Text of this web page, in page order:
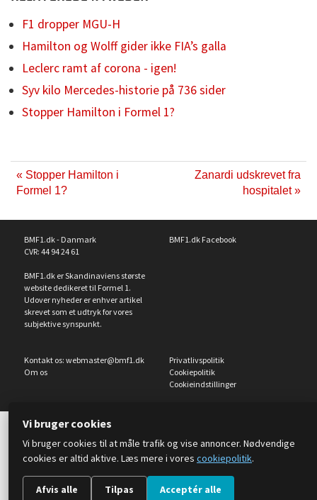
Vi bruger cookies
Vi bruger cookies til at måle trafik og vise annoncer. Nødvendige
cookies er altid aktive. Læs mere i vores cookiepolitik.
Afvis alle Tilpas Acceptér alle
F1 dropper MGU-H
Hamilton og Wolff gider ikke FIA’s galla
Leclerc ramt af corona - igen!
Syv kilo Mercedes-historie på 736 sider
Stopper Hamilton i Formel 1?
« Stopper Hamilton i
Formel 1?
Zanardi udskrevet fra
hospitalet »
BMF1.dk - Danmark
CVR: 44 94 24 61
BMF1.dk er Skandinaviens største
website dedikeret til Formel 1.
Udover nyheder er enhver artikel
skrevet som et udtryk for vores
subjektive synspunkt.
BMF1.dk Facebook
Kontakt os: webmaster@bmf1.dk
Om os
Privatlivspolitik
Cookiepolitik
Cookieindstillinger